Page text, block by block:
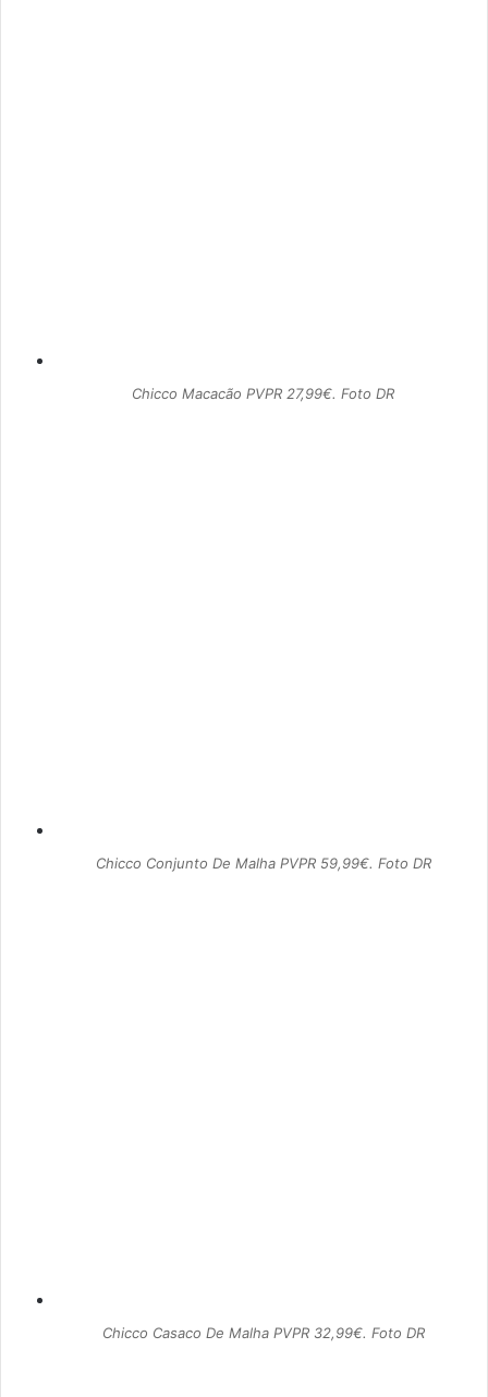
Chicco Macacão PVPR 27,99€. Foto DR
Chicco Conjunto De Malha PVPR 59,99€. Foto DR
Chicco Casaco De Malha PVPR 32,99€. Foto DR